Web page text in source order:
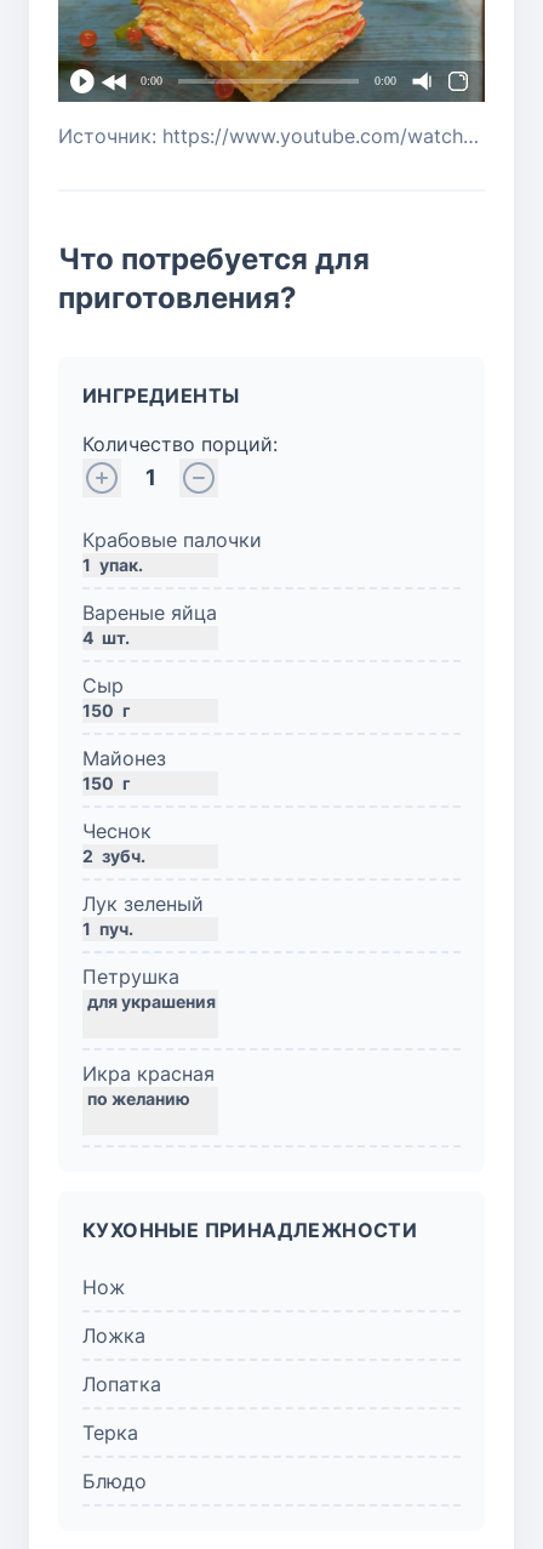
0:00 0:00
Источник: https://www.youtube.com/watch?v=pOd6PEnpIm4
Что потребуется для
приготовления?
ИНГРЕДИЕНТЫ
Количество порций:
1
Крабовые палочки
1 упак.
Вареные яйца
4 шт.
Сыр
150 г
Майонез
150 г
Чеснок
2 зубч.
Лук зеленый
1 пуч.
Петрушка
Икра красная
КУХОННЫЕ ПРИНАДЛЕЖНОСТИ
Нож
Ложка
Лопатка
Терка
Блюдо